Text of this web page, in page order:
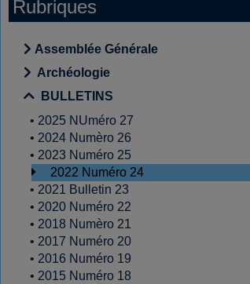
Rubriques
Assemblée Générale
Archéologie
BULLETINS
• 2025 NUméro 27
• 2024 Numèro 26
• 2023 Numéro 25
2022 Numéro 24
• 2021 Bulletin 23
• 2020 Numéro 22
• 2018 Numèro 21
• 2017 Numéro 20
• 2016 Numéro 19
• 2015 Numéro 18